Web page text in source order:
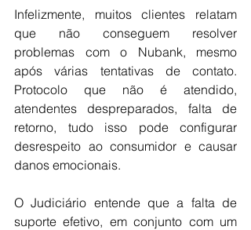
Infelizmente, muitos clientes relatam
que não conseguem resolver
problemas com o Nubank, mesmo
após várias tentativas de contato.
Protocolo que não é atendido,
atendentes despreparados, falta de
retorno, tudo isso pode configurar
desrespeito ao consumidor e causar
danos emocionais.
O Judiciário entende que a falta de
suporte efetivo, em conjunto com um